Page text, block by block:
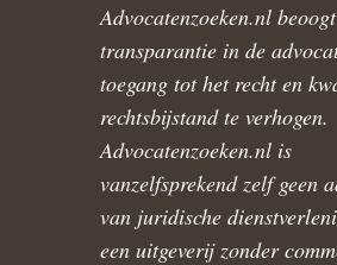
Advocatenzoeken.nl
transparantie in de
toegang tot het recht en
rechtsbijstand te verhogen.
Advocatenzoeken.nl is
vanzelfsprekend zelf geen
van juridische
een uitgeverij zonder